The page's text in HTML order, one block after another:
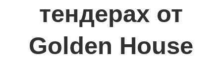
тендерах от
Golden House